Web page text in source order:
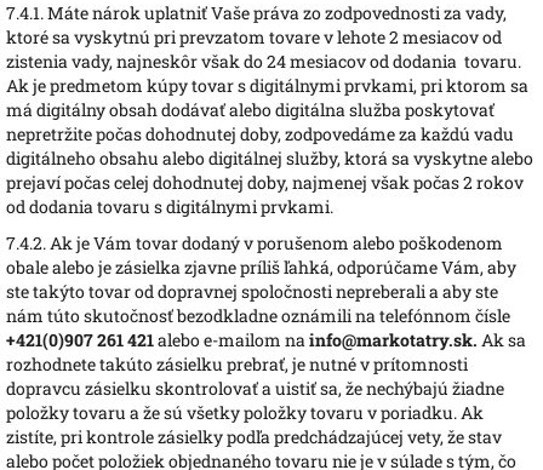
7.4.1.Máte nárok uplatniť Vaše práva zo zodpovednosti za vady,
ktoré sa vyskytnú pri prevzatom tovare v lehote 2 mesiacov od
zistenia vady, najneskôr však do 24 mesiacov od dodania tovaru.
Ak je predmetom kúpy tovar s digitálnymi prvkami, pri ktorom sa
má digitálny obsah dodávať alebo digitálna služba poskytovať
nepretržite počas dohodnutej doby, zodpovedáme za každú vadu
digitálneho obsahu alebo digitálnej služby, ktorá sa vyskytne alebo
prejaví počas celej dohodnutej doby, najmenej však počas 2 rokov
od dodania tovaru s digitálnymi prvkami.
7.4.2.Ak je Vám tovar dodaný v porušenom alebo poškodenom
obale alebo je zásielka zjavne príliš ľahká, odporúčame Vám, aby
ste takýto tovar od dopravnej spoločnosti nepreberali a aby ste
nám túto skutočnosť bezodkladne oznámili na telefónnom čísle
+421(0)907 261 421alebo e-mailom nainfo@markotatry.sk. Ak sa
rozhodnete takúto zásielku prebrať, je nutné v prítomnosti
dopravcu zásielku skontrolovať a uistiť sa, že nechýbajú žiadne
položky tovaru a že sú všetky položky tovaru v poriadku. Ak
zistíte, pri kontrole zásielky podľa predchádzajúcej vety, že stav
alebo počet položiek objednaného tovaru nie je v súlade s tým, čo